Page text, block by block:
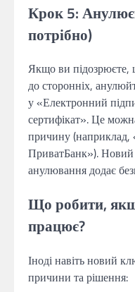
Крок 5:
потрібно)
Якщо ви підозрюєте,
до сторонніх,
у «Електронний
сертифікат». Це
причину (наприклад,
ПриватБанк»). Новий
анулювання додає
Що робити,
працює?
Іноді навіть новий
причини та рішення: